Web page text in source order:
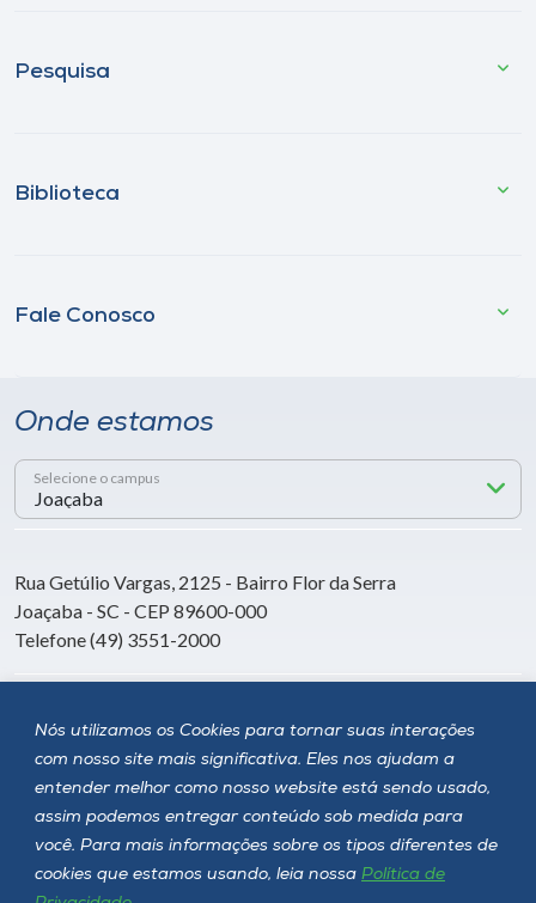
Nós utilizamos os Cookies para tornar suas interações
com nosso site mais significativa. Eles nos ajudam a
entender melhor como nosso website está sendo usado,
assim podemos entregar conteúdo sob medida para
você. Para mais informações sobre os tipos diferentes de
cookies que estamos usando, leia nossa Política de
Pesquisa
Biblioteca
Fale Conosco
Onde estamos
Selecione o campus
Rua Getúlio Vargas, 2125 - Bairro Flor da Serra
Joaçaba - SC - CEP 89600-000
Telefone (49) 3551-2000
Siga a Unoesc